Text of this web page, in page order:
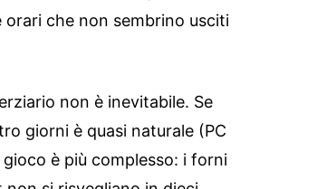
che non sembrino usciti
non è inevitabile. Se
giorni è quasi naturale (PC
è più complesso: i forni